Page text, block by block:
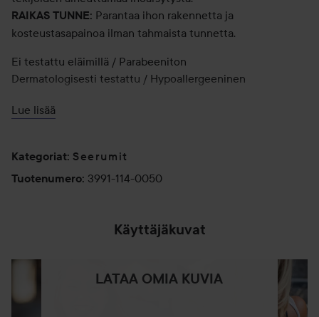
RAIKAS TUNNE: Parantaa ihon rakennetta ja
kosteustasapainoa ilman tahmaista tunnetta.
Ei testattu eläimillä / Parabeeniton
Dermatologisesti testattu / Hypoallergeeninen
Käyttö:Ota sopiva määrä ja levitä kasvoille.
Lue lisää
Kategoriat: Seerumit
Tuotenumero: 3991-114-0050
Käyttäjäkuvat
LATAA OMIA KUVIA